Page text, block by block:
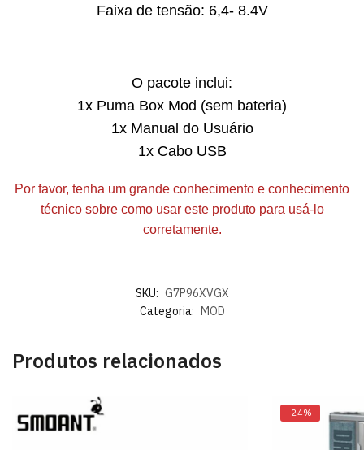
Faixa de tensão: 6,4- 8.4V
O pacote inclui:
1x Puma Box Mod (sem bateria)
1x Manual do Usuário
1x Cabo USB
Por favor, tenha um grande conhecimento e conhecimento
técnico sobre como usar este produto para usá-lo
corretamente.
SKU: G7P96XVGX
Categoria:
MOD
Produtos relacionados
-24%